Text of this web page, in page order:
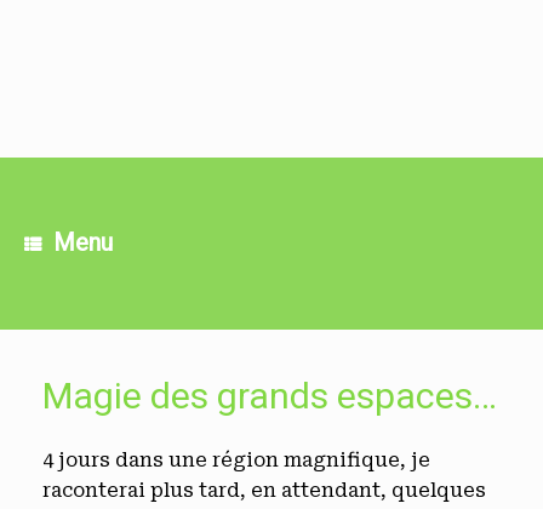
Menu
Magie des grands espaces…
4 jours dans une région magnifique, je
raconterai plus tard, en attendant, quelques